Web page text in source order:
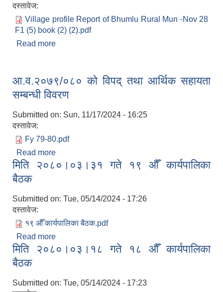
दस्तावेज:
Village profile Report of Bhumlu Rural Mun -Nov 28
F1 (5) book (2) (2).pdf
Read more
आ.व.२०७९/०८० को विपद् तथा आर्थिक सहायता
सम्बन्धी विवरण
Submitted on: Sun, 11/17/2024 - 16:25
दस्तावेज:
Fy 79-80.pdf
Read more
सम्बन्धी विवरण
मिति २०८०।०३।३१ गते १९ ‌औँ कार्यपालिका
बैठक
Submitted on: Tue, 05/14/2024 - 17:26
दस्तावेज:
१९ औँ कार्यपालिका बैठक.pdf
Read more
मिति २०८०।०३।१८ गते १८ ‌औँ कार्यपालिका
बैठक
Submitted on: Tue, 05/14/2024 - 17:23